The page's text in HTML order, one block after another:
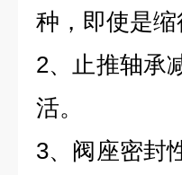
种，即使是
2、止推轴承
活。
3、阀座密封